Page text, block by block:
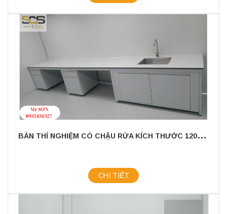
B
ÀN THÍ NGHIỆM CÓ CHẬU RỬA KÍCH THƯỚC 1200MM
CHI TIẾT